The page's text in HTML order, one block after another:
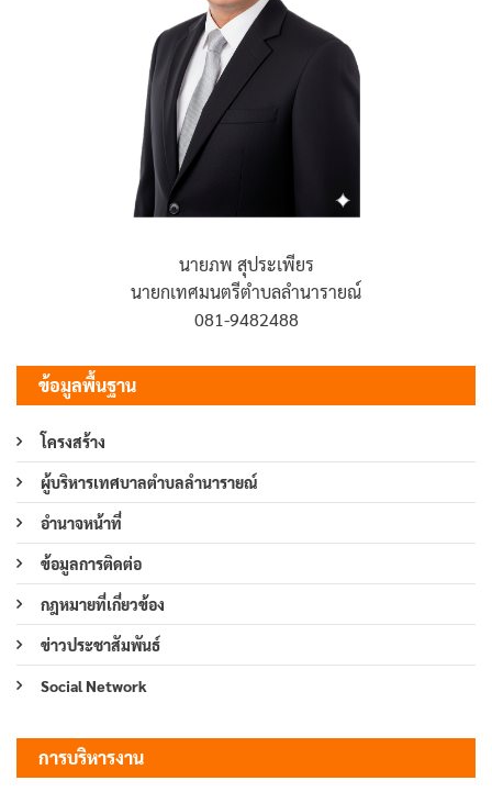
นายภพ สุประเพียร
นายกเทศมนตรีตำบลลำนารายณ์
081-9482488
ข้อมูลพื้นฐาน
โครงสร้าง
ผู้บริหารเทศบาลตำบลลำนารายณ์
อำนาจหน้าที่
ข้อมูลการติดต่อ
กฎหมายที่เกี่ยวข้อง
ข่าวประชาสัมพันธ์
Social Network
การบริหารงาน